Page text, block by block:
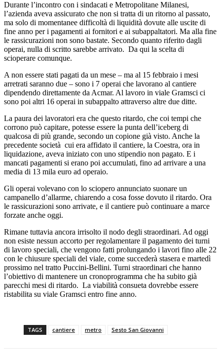
Durante l’incontro con i sindacati e Metropolitane Milanesi,
l’azienda aveva assicurato che non si tratta di un ritorno al passato,
ma solo di momentanee difficoltà di liquidità dovute alle uscite di
fine anno per i pagamenti ai fornitori e ai subappaltatori. Ma alla fine
le rassicurazioni non sono bastate. Secondo quanto riferito dagli
operai, nulla di scritto sarebbe arrivato. Da qui la scelta di
scioperare comunque.
A non essere stati pagati da un mese – ma al 15 febbraio i mesi
arretrati saranno due – sono i 7 operai che lavorano al cantiere
dipendendo direttamente da Acmar. Al lavoro in viale Gramsci ci
sono poi altri 16 operai in subappalto attraverso altre due ditte.
La paura dei lavoratori era che questo ritardo, che coi tempi che
corrono può capitare, potesse essere la punta dell’iceberg di
qualcosa di più grande, secondo un copione già visto. Anche la
precedente società cui era affidato il cantiere, la Coestra, ora in
liquidazione, aveva iniziato con uno stipendio non pagato. E i
mancati pagamenti si erano poi accumulati, fino ad arrivare a una
media di 13 mila euro ad operaio.
Gli operai volevano con lo sciopero annunciato suonare un
campanello d’allarme, chiarendo a cosa fosse dovuto il ritardo. Ora
le rassicurazioni sono arrivate, e il cantiere può continuare a marce
forzate anche oggi.
Rimane tuttavia ancora irrisolto il nodo degli straordinari. Ad oggi
non esiste nessun accorto per regolamentare il pagamento dei turni
di lavoro speciali, che vengono fatti prolungando i lavori fino alle 22
con le chiusure speciali del viale, come succederà stasera e martedì
prossimo nel tratto Puccini-Bellini. Turni straordinari che hanno
l’obiettivo di mantenere un cronoprogramma che ha subito già
parecchi mesi di ritardo. La viabilità consueta dovrebbe essere
ristabilita su viale Gramsci entro fine anno.
TAGS cantiere metro Sesto San Giovanni